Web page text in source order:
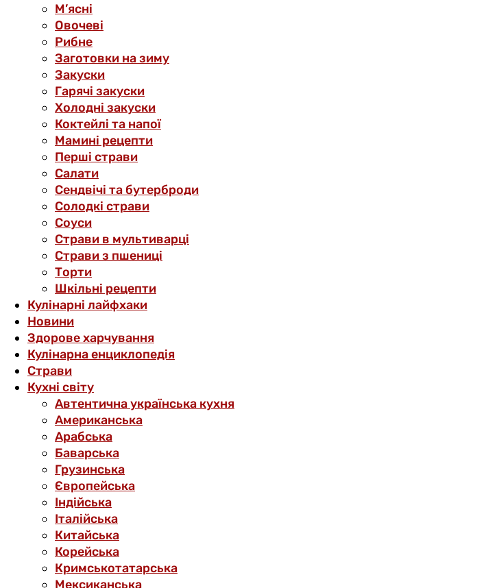
М’ясні
Овочеві
Рибне
Заготовки на зиму
Закуски
Гарячі закуски
Холодні закуски
Коктейлі та напої
Мамині рецепти
Перші страви
Салати
Сендвічі та бутерброди
Солодкі страви
Соуси
Страви в мультиварці
Страви з пшениці
Торти
Шкільні рецепти
Кулінарні лайфхаки
Новини
Здорове харчування
Кулінарна енциклопедія
Страви
Кухні світу
Автентична українська кухня
Американська
Арабська
Баварська
Грузинська
Європейська
Індійська
Італійська
Китайська
Корейська
Кримськотатарська
Мексиканська